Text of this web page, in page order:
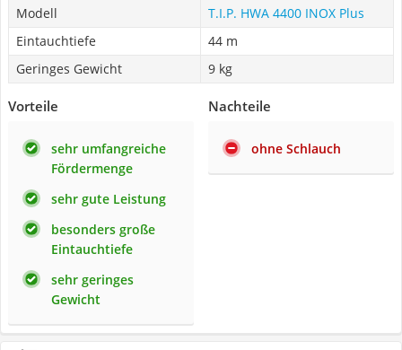
Modell
T.I.P. HWA 4400 INOX Plus
Eintauchtiefe
44 m
Geringes Gewicht
9 kg
Vorteile
sehr umfangreiche
Fördermenge
sehr gute Leistung
besonders große
Eintauchtiefe
sehr geringes
Gewicht
Nachteile
ohne Schlauch